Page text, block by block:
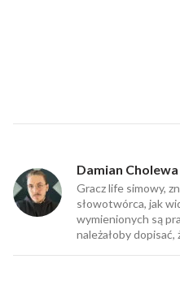
Damian Cholewa
Gracz life simowy,
słowotwórca, jak
wymienionych są
należałoby